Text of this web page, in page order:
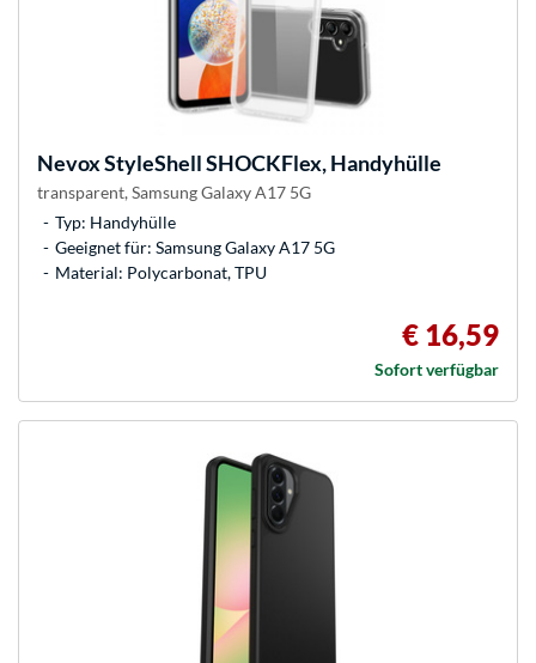
NevoxStyleShell SHOCKFlex, Handyhülle
transparent, Samsung Galaxy A17 5G
Typ: Handyhülle
Geeignet für: Samsung Galaxy A17 5G
Material: Polycarbonat, TPU
€ 16,59
Sofort verfügbar